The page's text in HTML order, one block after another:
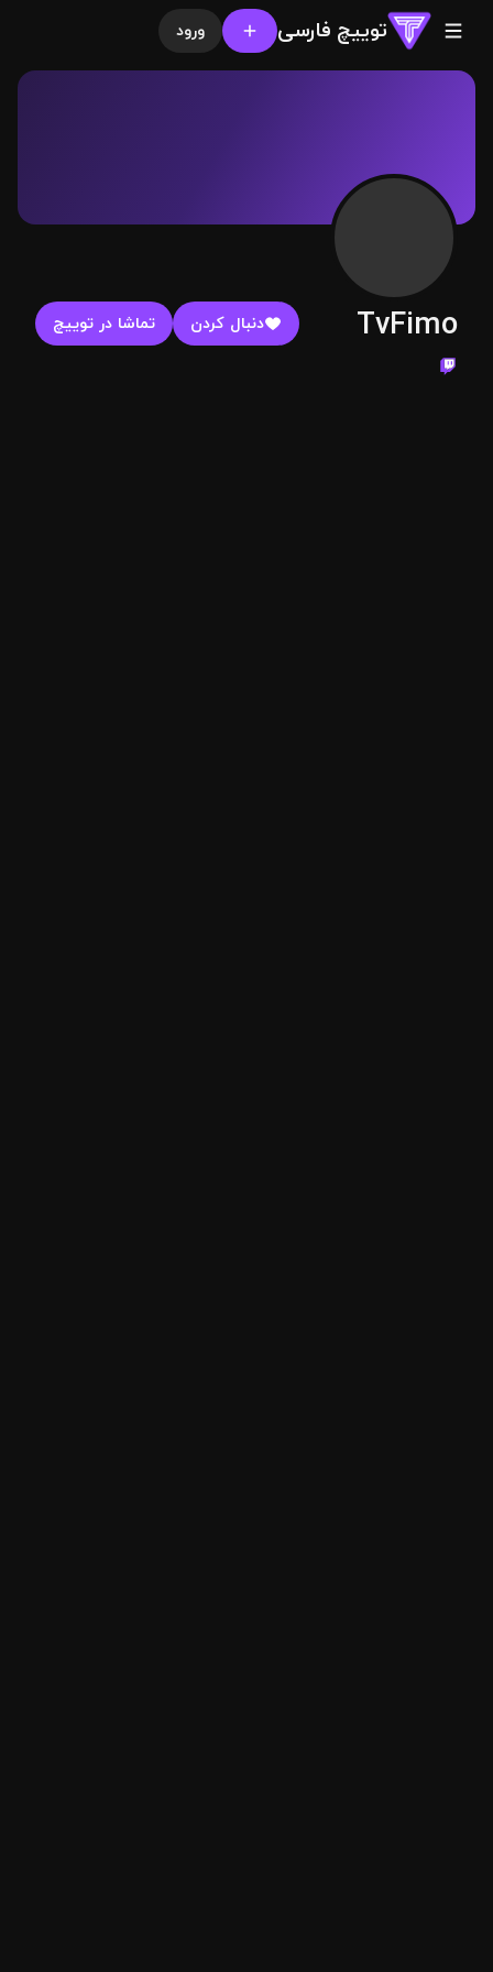
توییچ فارسی ورود
TvFimo دنبال کردن تماشا در توییچ